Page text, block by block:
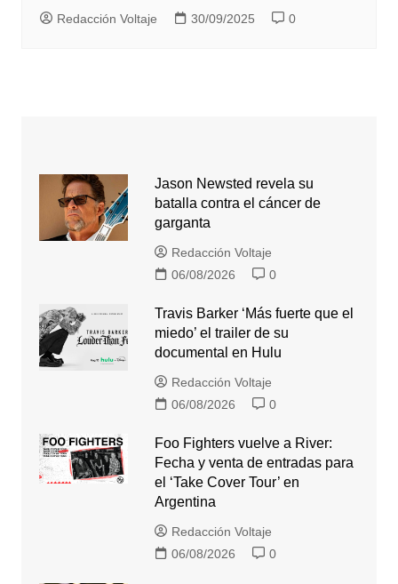
Redacción Voltaje 30/09/2025 0
Jason Newsted revela su
batalla contra el cáncer de
garganta
Redacción Voltaje
06/08/2026
0
Travis Barker ‘Más fuerte que el
miedo’ el trailer de su
documental en Hulu
Redacción Voltaje
06/08/2026
0
Foo Fighters vuelve a River:
Fecha y venta de entradas para
el ‘Take Cover Tour’ en
Argentina
Redacción Voltaje
06/08/2026
0